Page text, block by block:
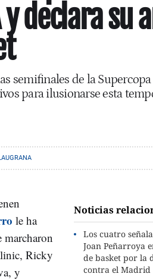
declara su
semifinales de la
para ilusionarse esta
Noticias
Los cuatro
Joan Peñarroya
de basket por la
contra el Madrid
le ha
marcharon
Ricky
y